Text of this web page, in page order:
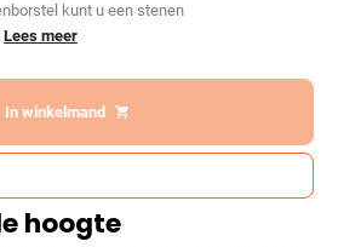
kunt u een stenen
Lees meer
In winkelmand
hoogte